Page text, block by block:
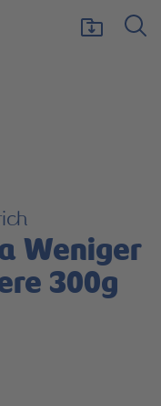
etwas zurückgeben und
Weniger
300g